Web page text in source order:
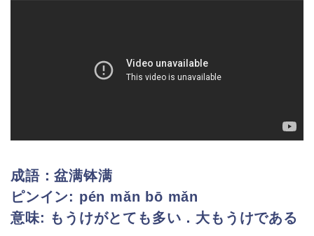
成語：盆满钵满
ピンイン: pén mǎn bō mǎn
意味: もうけがとても多い．大もうけである